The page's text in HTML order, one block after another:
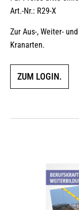
Art.-Nr.: R29-X
Zur Aus-, Weiter-
Kranarten.
ZUM LOGIN.